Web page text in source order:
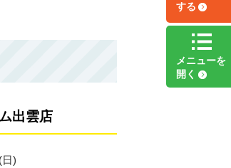
出雲店
)
する
メニューを
開く